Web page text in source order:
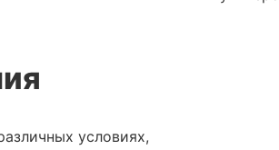
условиях,